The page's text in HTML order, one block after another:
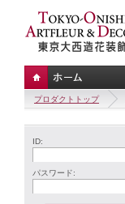
プロダクトトップ
ID:
パスワード: